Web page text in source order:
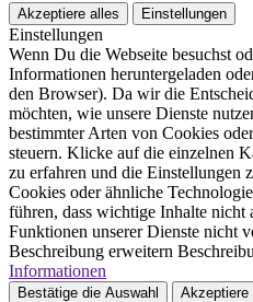
Akzeptiere alles Einstellungen
Einstellungen
Wenn Du die Webseite besuchst
Informationen heruntergeladen
den Browser). Da wir die
möchten, wie unsere Dienste
bestimmter Arten von Cookies
steuern. Klicke auf die einzelnen
zu erfahren und die Einstellungen
Cookies oder ähnliche
führen, dass wichtige Inhalte nicht
Funktionen unserer Dienste nicht
Beschreibung erweitern
Informationen
Bestätige die Auswahl
Akzeptiere